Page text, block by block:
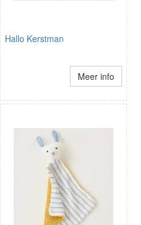
Hallo Kerstman
Meer info